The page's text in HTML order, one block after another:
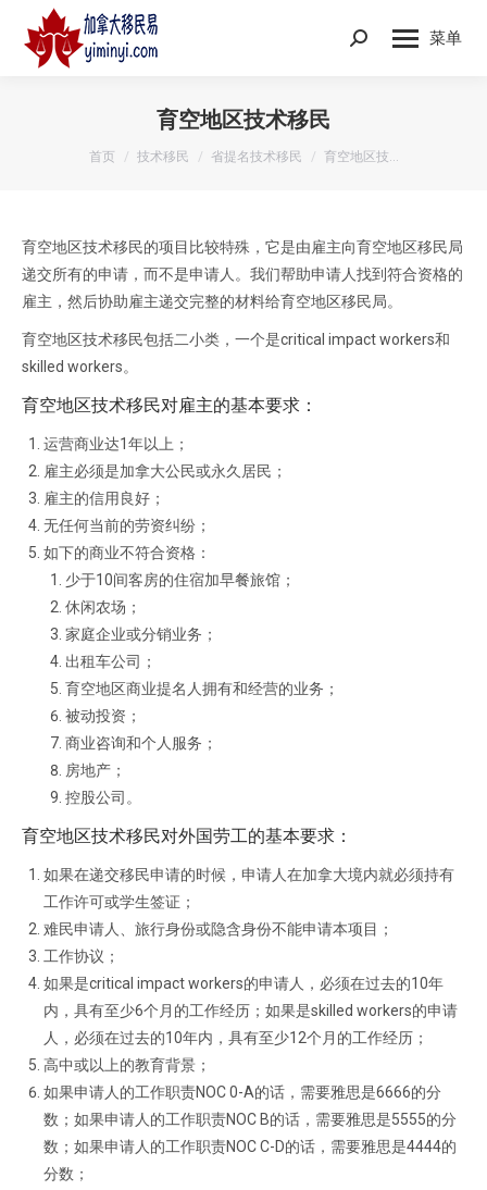
菜单
Search:
育空地区技术移民
您在这里：
首页 技术移民 省提名技术移民 育空地区技…
育空地区技术移民的项目比较特殊，它是由雇主向育空地区移民局
递交所有的申请，而不是申请人。我们帮助申请人找到符合资格的
雇主，然后协助雇主递交完整的材料给育空地区移民局。
育空地区技术移民包括二小类，一个是critical impact workers和
skilled workers。
育空地区技术移民对雇主的基本要求：
运营商业达1年以上；
雇主必须是加拿大公民或永久居民；
雇主的信用良好；
无任何当前的劳资纠纷；
如下的商业不符合资格：
少于10间客房的住宿加早餐旅馆；
休闲农场；
家庭企业或分销业务；
出租车公司；
育空地区商业提名人拥有和经营的业务；
被动投资；
商业咨询和个人服务；
房地产；
控股公司。
育空地区技术移民对外国劳工的基本要求：
如果在递交移民申请的时候，申请人在加拿大境内就必须持有
工作许可或学生签证；
难民申请人、旅行身份或隐含身份不能申请本项目；
工作协议；
如果是critical impact workers的申请人，必须在过去的10年
内，具有至少6个月的工作经历；如果是skilled workers的申请
人，必须在过去的10年内，具有至少12个月的工作经历；
高中或以上的教育背景；
如果申请人的工作职责NOC 0-A的话，需要雅思是6666的分
数；如果申请人的工作职责NOC B的话，需要雅思是5555的分
数；如果申请人的工作职责NOC C-D的话，需要雅思是4444的
分数；